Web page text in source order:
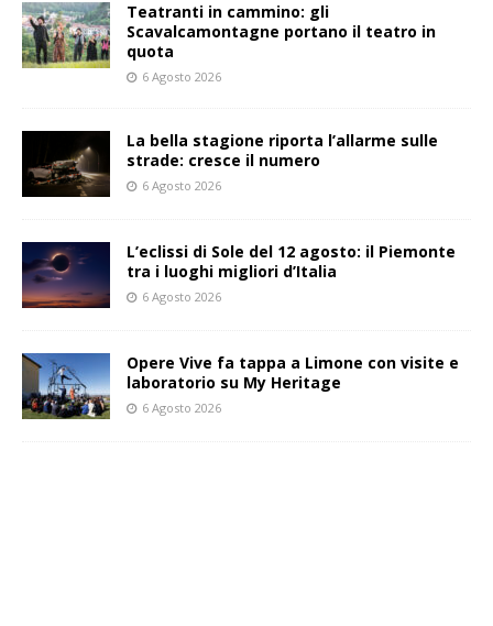
Teatranti in cammino: gli
Scavalcamontagne portano il teatro in
quota
6 Agosto 2026
La bella stagione riporta l’allarme sulle
strade: cresce il numero
6 Agosto 2026
L’eclissi di Sole del 12 agosto: il Piemonte
tra i luoghi migliori d’Italia
6 Agosto 2026
Opere Vive fa tappa a Limone con visite e
laboratorio su My Heritage
6 Agosto 2026